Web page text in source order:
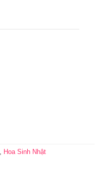
Hoa Sinh Nhật